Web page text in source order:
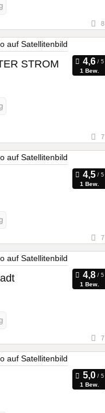
8
STROM
1 Bew.
7
1 Bew.
7
1 Bew.
7
1 Bew.